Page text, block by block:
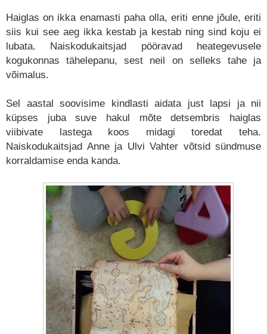
Haiglas on ikka enamasti paha olla, eriti enne jõule, eriti
siis kui see aeg ikka kestab ja kestab ning sind koju ei
lubata. Naiskodukaitsjad pööravad heategevusele
kogukonnas tähelepanu, sest neil on selleks tahe ja
võimalus.
Sel aastal soovisime kindlasti aidata just lapsi ja nii
küpses juba suve hakul mõte detsembris haiglas
viibivate lastega koos midagi toredat teha.
Naiskodukaitsjad Anne ja Ulvi Vahter võtsid sündmuse
korraldamise enda kanda.